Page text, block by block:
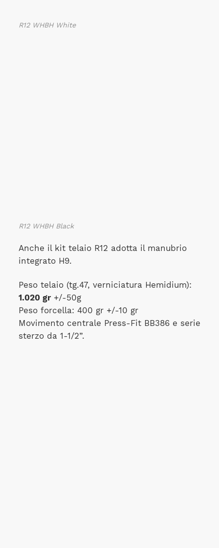
R12 WHBH White
R12 WHBH Black
Anche il kit telaio R12 adotta il manubrio
integrato H9.
Peso telaio (tg.47, verniciatura Hemidium):
1.020 gr+/-50g
Peso forcella: 400 gr +/-10 gr
Movimento centrale Press-Fit BB386 e serie
sterzo da 1-1/2”.